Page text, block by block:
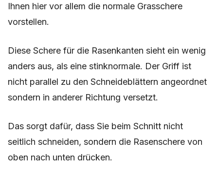
Ihnen hier vor allem die normale Grasschere
vorstellen.
Diese Schere für die Rasenkanten sieht ein wenig
anders aus, als eine stinknormale. Der Griff ist
nicht parallel zu den Schneideblättern angeordnet
sondern in anderer Richtung versetzt.
Das sorgt dafür, dass Sie beim Schnitt nicht
seitlich schneiden, sondern die Rasenschere von
oben nach unten drücken.